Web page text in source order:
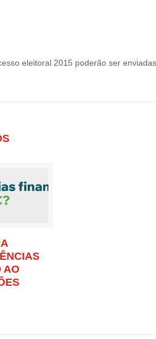
eleitoral 2015 poderão ser
AO